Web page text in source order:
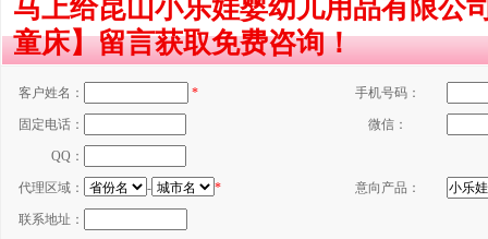
马上给昆山小乐娃婴幼儿用品有限公
童床】留言获取免费咨询！
客户姓名： * 手机号码：
固定电话： 微信：
QQ：
代理区域： - * 意向产品：
联系地址：